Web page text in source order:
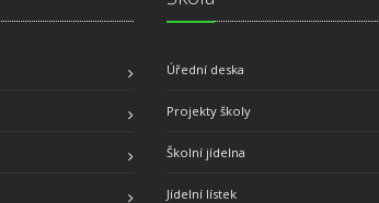
Úřední deska
Projekty školy
Školní jídelna
Jídelní lístek